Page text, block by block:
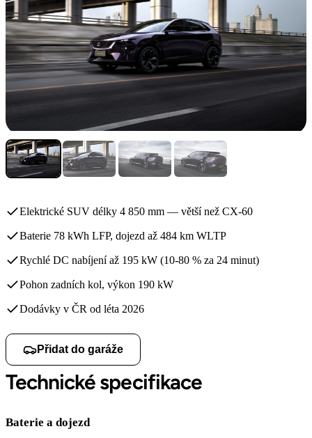
Elektrické SUV délky 4 850 mm — větší než CX-60
Baterie 78 kWh LFP, dojezd až 484 km WLTP
Rychlé DC nabíjení až 195 kW (10-80 % za 24 minut)
Pohon zadních kol, výkon 190 kW
Dodávky v ČR od léta 2026
Přidat do garáže
Technické specifikace
Baterie a dojezd